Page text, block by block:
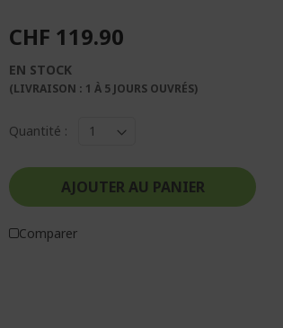
CHF 119.90
EN STOCK
(LIVRAISON : 1 À 5 JOURS OUVRÉS)
Quantité :
AJOUTER AU PANIER
Comparer